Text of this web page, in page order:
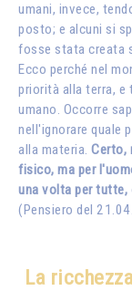
umani, invece,
posto; e alcuni si
fosse stata creata
Ecco perché nel
priorità alla terra, e
umano. Occorre
nell'ignorare quale
alla materia. Certo,
fisico, ma per
una volta per tutte,
(Pensiero del
La